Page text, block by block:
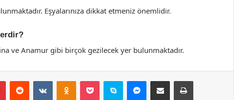
Eşyalarınıza dikkat etmeniz önemlidir.
ve Anamur gibi birçok gezilecek yer bulunmaktadır.
PinterestReddit VKontakteOdnoklassniki
Pocket Skype Messenger
E-Posta ile paylaş Yazdır